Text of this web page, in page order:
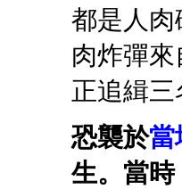
都是人
肉炸彈
正追緝三
恐襲於當
生。當